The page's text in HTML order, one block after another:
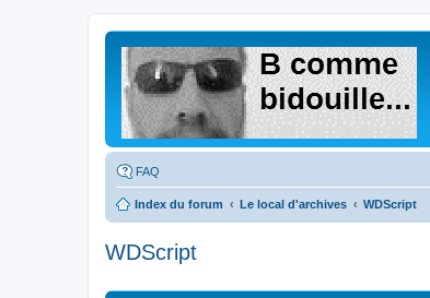
FAQ
Index du forum Le local d'archives WDScript
WDScript